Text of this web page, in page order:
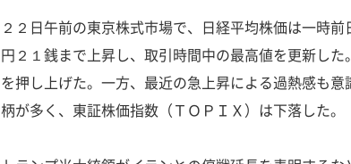
２２日午前の東京株式市場で、日経平均株価は一時
円２１銭まで上昇し、取引時間中の最高値を更新し
を押し上げた。一方、最近の急上昇による過熱感も
柄が多く、東証株価指数（ＴＯＰＩＸ）は下落した。